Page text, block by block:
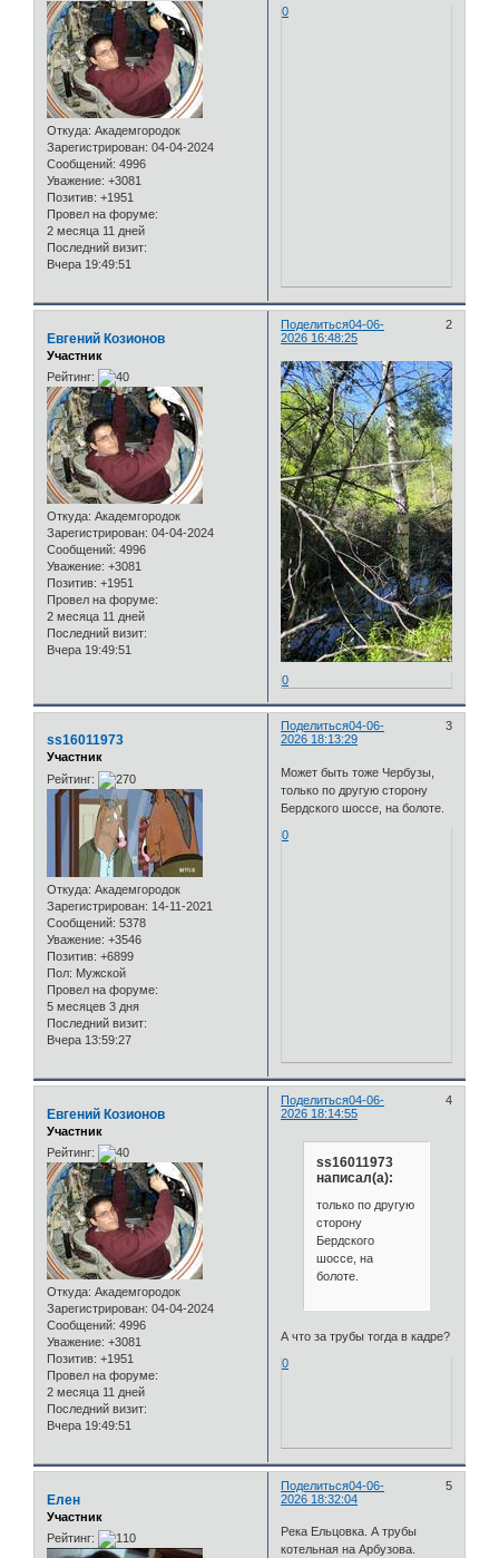
Откуда: Академгородок
Зарегистрирован: 04-04-2024
Сообщений: 4996
Уважение: +3081
Позитив: +1951
Провел на форуме:
2 месяца 11 дней
Последний визит:
Вчера 19:49:51
0
Поделиться 2
04-06-
2026 16:48:25
Евгений Козионов
Участник
Рейтинг:
Откуда: Академгородок
Зарегистрирован: 04-04-2024
Сообщений: 4996
Уважение: +3081
Позитив: +1951
Провел на форуме:
2 месяца 11 дней
Последний визит:
Вчера 19:49:51
0
Поделиться 3
04-06-
2026 18:13:29
ss16011973
Участник
Рейтинг:
Откуда: Академгородок
Зарегистрирован: 14-11-2021
Сообщений: 5378
Уважение: +3546
Позитив: +6899
Пол: Мужской
Провел на форуме:
5 месяцев 3 дня
Последний визит:
Вчера 13:59:27
Может быть тоже Чербузы,
только по другую сторону
Бердского шоссе, на болоте.
0
Поделиться 4
04-06-
2026 18:14:55
Евгений Козионов
Участник
Рейтинг:
Откуда: Академгородок
Зарегистрирован: 04-04-2024
Сообщений: 4996
Уважение: +3081
Позитив: +1951
Провел на форуме:
2 месяца 11 дней
Последний визит:
Вчера 19:49:51
ss16011973
написал(а):
только по другую
сторону
Бердского
шоссе, на
болоте.
А что за трубы тогда в кадре?
0
Поделиться 5
04-06-
2026 18:32:04
Елен
Участник
Рейтинг:
Река Ельцовка. А трубы
котельная на Арбузова.